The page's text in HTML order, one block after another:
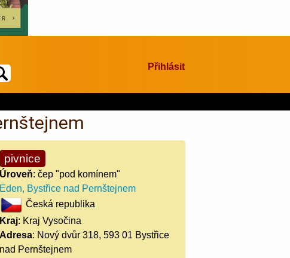
Přihlásit
pivnice
Úroveň: čep "pod komínem"
Eden, Bystřice nad Pernštejnem
Česká republika
Kraj: Kraj Vysočina
Adresa: Nový dvůr 318, 593 01 Bystřice
nad Pernštejnem